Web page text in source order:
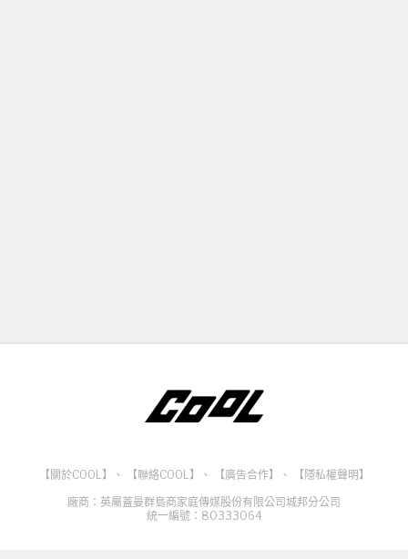
【關於COOL】 、 【聯絡COOL】 、 【廣告合作】 、
【隱私權聲明】
廠商：英屬蓋曼群島商家庭傳媒股份有限公司城邦分公司
統一編號：80333064